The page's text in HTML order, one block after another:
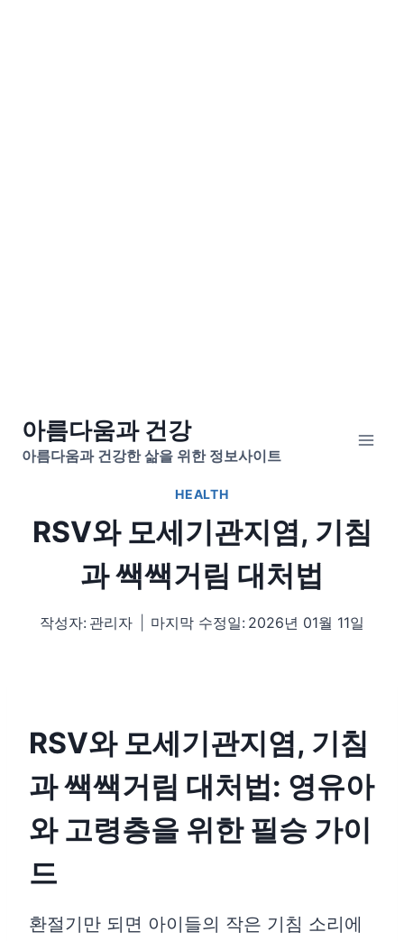
Skip아름다움과 건강
아름다움과 건강한 삶을 위한 정보사이트
HEALTH
RSV와 모세기관지염, 기침
과 쌕쌕거림 대처법
작성자: 관리자 마지막 수정일: 2026년 01월 11일
RSV와 모세기관지염, 기침
과 쌕쌕거림 대처법: 영유아
와 고령층을 위한 필승 가이
드
환절기만 되면 아이들의 작은 기침 소리에